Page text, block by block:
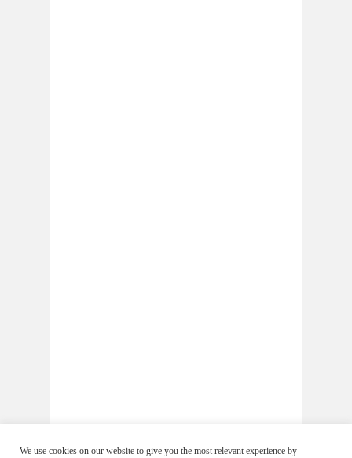
We use cookies on our website to give you the most relevant experience by